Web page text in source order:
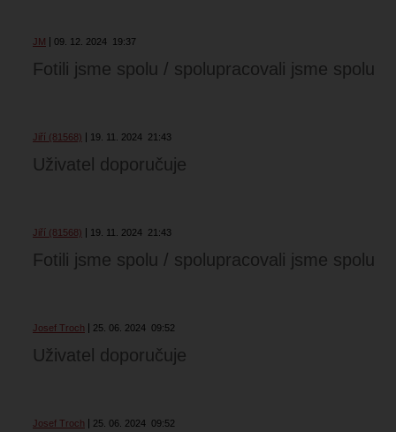
JM 09. 12. 2024 19:37
Fotili jsme spolu / spolupracovali jsme spolu
Jiří (81568) 19. 11. 2024 21:43
Uživatel doporučuje
Jiří (81568) 19. 11. 2024 21:43
Fotili jsme spolu / spolupracovali jsme spolu
Josef Troch 25. 06. 2024 09:52
Uživatel doporučuje
Josef Troch 25. 06. 2024 09:52